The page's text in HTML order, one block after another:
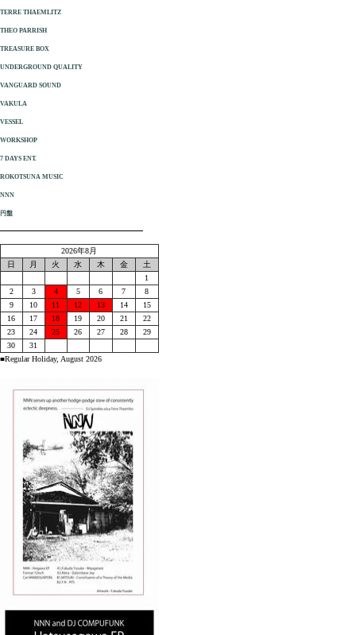
TERRE THAEMLITZ
THEO PARRISH
TREASURE BOX
UNDERGROUND QUALITY
VANGUARD SOUND
VAKULA
VESSEL
WORKSHOP
7 DAYS ENT.
ROKOTSUNA MUSIC
NNN
円盤
2026年8月
日
月 火 水 木 金
土
1
2
3 4 5 6 7
8
9
10 11 12 13 14
15
16
17 18 19 20 21
22
23
24 25 26 27 28
29
30
31
■Regular Holiday, August 2026